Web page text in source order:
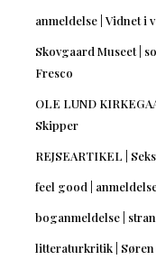
anmeldelse | Vidnet i
Skovgaard Museet |
Fresco
OLE LUND
Skipper
REJSEARTIKEL |
feel good |
boganmeldelse |
litteraturkritik | Søren